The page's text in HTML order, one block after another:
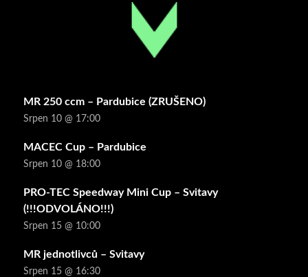
MR 250 ccm – Pardubice (ZRUŠENO)
Srpen 10 @ 17:00
MACEC Cup – Pardubice
Srpen 10 @ 18:00
PRO-TEC Speedway Mini Cup – Svitavy
(!!!ODVOLÁNO!!!)
Srpen 15 @ 10:00
MR jednotlivců – Svitavy
Srpen 15 @ 16:30